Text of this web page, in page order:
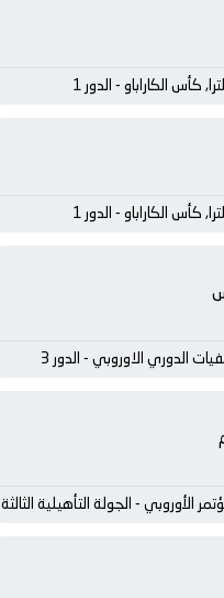
كأس الكاراباو - الدور 1
كأس الكاراباو - الدور 1
الدوري الاوروبي - الدور 3
الأوروبي - الجولة التأهيلية الثالثة